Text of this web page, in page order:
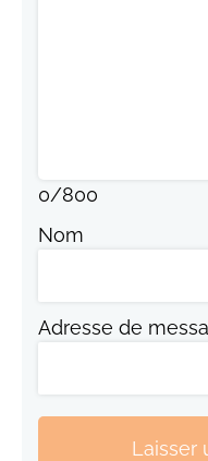
0/800
Nom
Adresse de
Laisser